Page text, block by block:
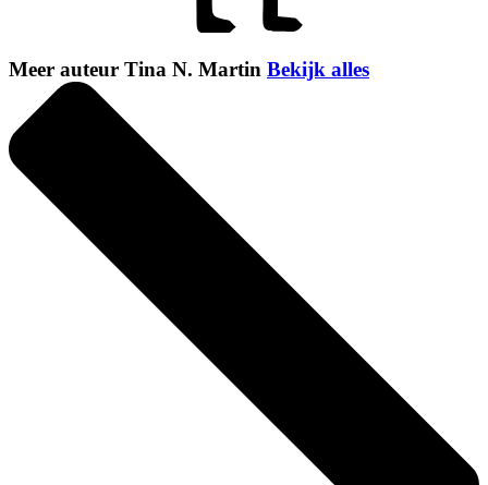
Meer auteur Tina N. Martin Bekijk alles